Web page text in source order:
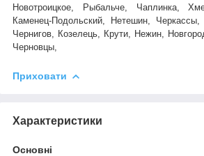
Новотроицкое, Рыбальче, Чаплинка,
Каменец-Подольский, Нетешин,
Чернигов, Козелець, Крути, Нежин,
Черновцы,
Приховати
Характеристики
Основні